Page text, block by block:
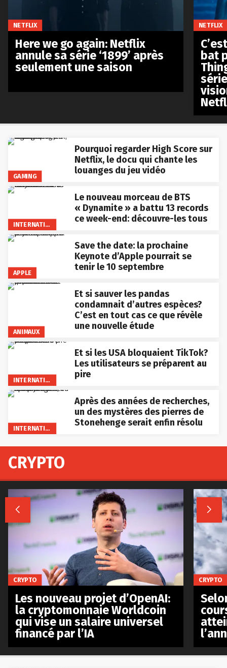
GAMING
Pourquoi regarder High Score sur
Netflix, le docu qui chante les
louanges du jeu vidéo
Le nouveau morceau de BTS
« Dynamite » a battu 13 records
ce week-end: découvre-les tous
APPLE
Save the date: la prochaine
Keynote d’Apple pourrait se
tenir le 10 septembre
ANIMAUX
Et si sauver les pandas
condamnait d’autres espèces?
C’est en tout cas ce que révèle
une nouvelle étude
Et si les USA bloquaient TikTok?
Les utilisateurs se préparent au
pire
Après des années de recherches,
un des mystères des pierres de
Stonehenge serait enfin résolu
NETFLIX
Here we go again: Netflix
annule sa série ‘1899’ après
seulement une saison
NETFLIX
bat
CRYPTO
 
CRYPTO
Les nouveau projet d’OpenAI:
la cryptomonnaie Worldcoin
qui vise un salaire universel
financé par l’IA
CRYPTO